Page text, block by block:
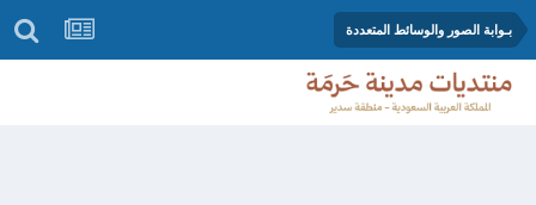
بـوابة الصور والوسائط المتعددة